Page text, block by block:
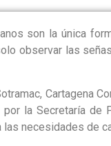
son la única
observar las
Cartagena
la Secretaría de
necesidades de